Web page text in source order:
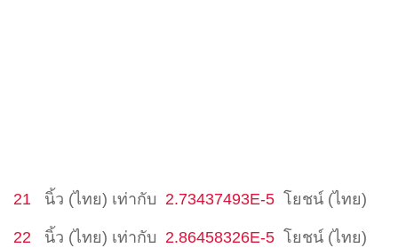
21 นิ้ว (ไทย) เท่ากับ 2.73437493E-5 โยชน์ (ไทย)
22 นิ้ว (ไทย) เท่ากับ 2.86458326E-5 โยชน์ (ไทย)